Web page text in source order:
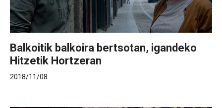
Balkoitik balkoira bertsotan, igandeko
Hitzetik Hortzeran
2018/11/08